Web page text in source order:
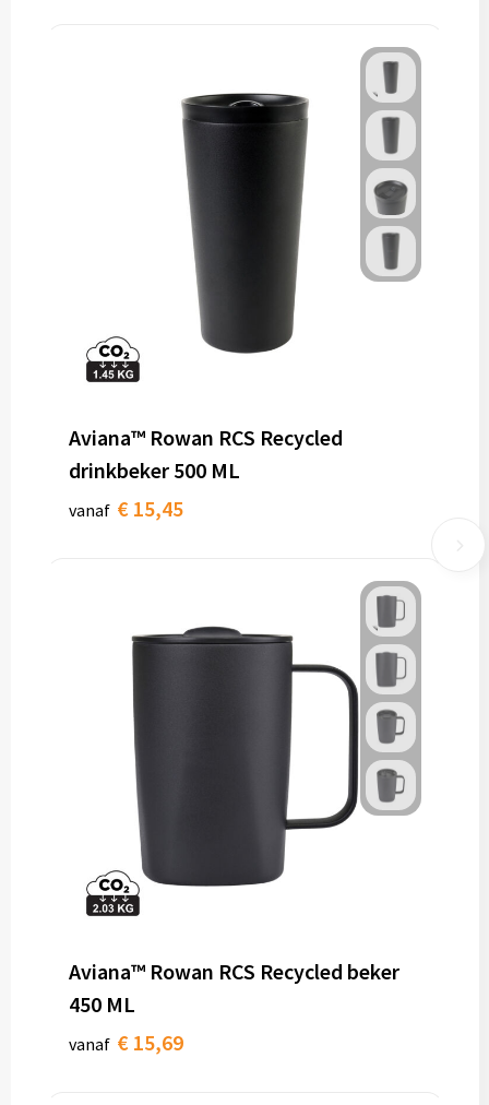
Aviana™ Rowan RCS Recycled
drinkbeker 500 ML
vanaf € 15,45
Aviana™ Rowan RCS Recycled beker
450 ML
vanaf € 15,69